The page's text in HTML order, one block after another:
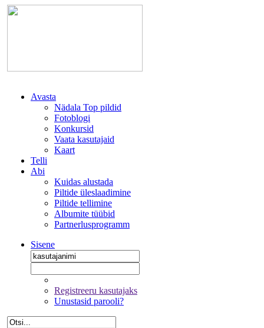
Avasta
Nädala Top pildid
Fotoblogi
Konkursid
Vaata kasutajaid
Kaart
Telli
Abi
Kuidas alustada
Piltide üleslaadimine
Piltide tellimine
Albumite tüübid
Partnerlusprogramm
Sisene
Registreeru kasutajaks
Unustasid parooli?